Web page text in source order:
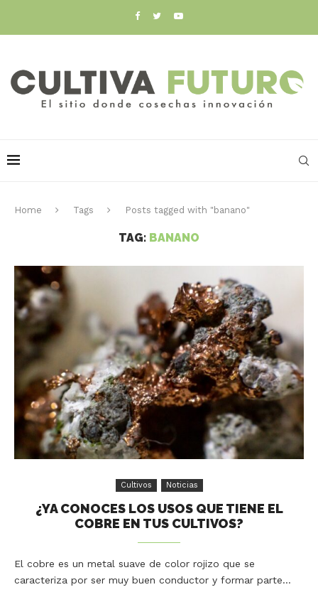
Home Tags Posts tagged with "banano"
TAG: BANANO
Cultivos Noticias
¿YA CONOCES LOS USOS QUE TIENE EL
COBRE EN TUS CULTIVOS?
El cobre es un metal suave de color rojizo que se
caracteriza por ser muy buen conductor y formar parte…